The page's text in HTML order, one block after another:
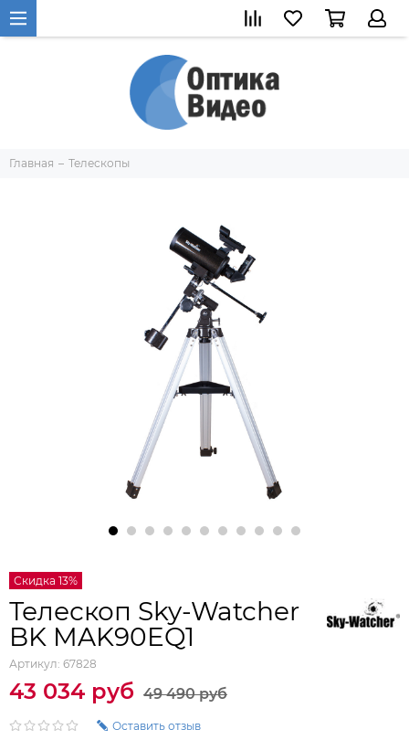
Главная Телескопы
Скидка 13%
Телескоп Sky-Watcher
BK MAK90EQ1
Артикул: 67828
43 034 руб 49 490 руб
Оставить отзыв